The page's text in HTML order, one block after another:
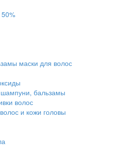
маски для волос
бальзамы
волос
и кожи головы